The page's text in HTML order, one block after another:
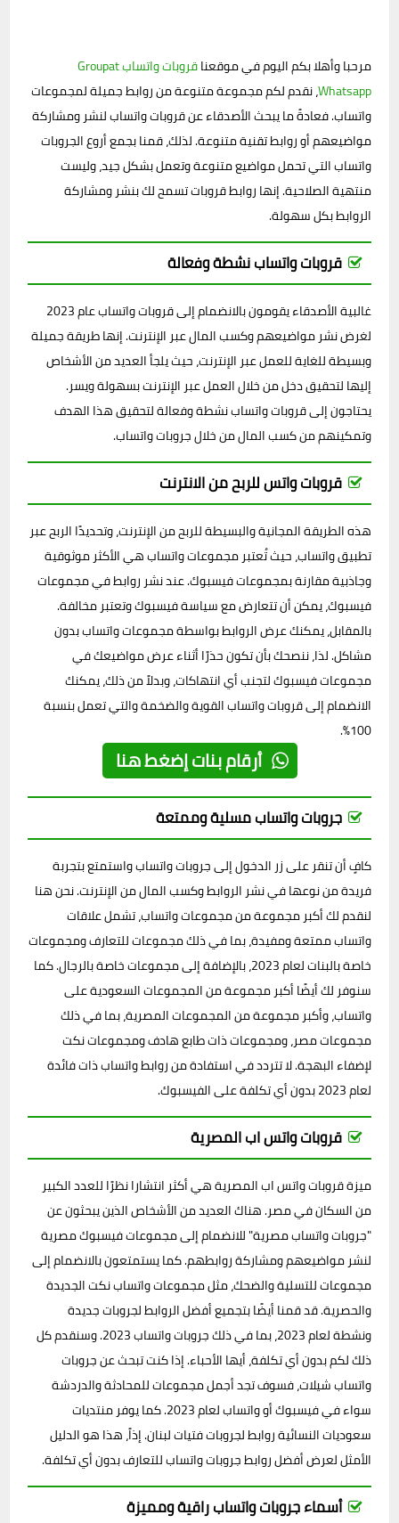
مرحبا وأهلا بكم اليوم في موقعنا
قروبات واتساب Groupat
Whatsapp، نقدم لكم مجموعة متنوعة من روابط جميلة لمجموعات
واتساب. فعادةً ما يبحث الأصدقاء عن قروبات واتساب لنشر ومشاركة
مواضيعهم أو روابط تقنية متنوعة. لذلك، قمنا بجمع أروع الجروبات
واتساب التي تحمل مواضيع متنوعة وتعمل بشكل جيد، وليست
منتهية الصلاحية. إنها روابط قروبات تسمح لك بنشر ومشاركة
الروابط بكل سهولة.
قروبات واتساب نشطة وفعالة
غالبية الأصدقاء يقومون بالانضمام إلى قروبات واتساب عام 2023
لغرض نشر مواضيعهم وكسب المال عبر الإنترنت. إنها طريقة جميلة
وبسيطة للغاية للعمل عبر الإنترنت، حيث يلجأ العديد من الأشخاص
إليها لتحقيق دخل من خلال العمل عبر الإنترنت بسهولة ويسر.
يحتاجون إلى قروبات واتساب نشطة وفعالة لتحقيق هذا الهدف
وتمكينهم من كسب المال من خلال جروبات واتساب.
قروبات واتس للربح من الانترنت
هذه الطريقة المجانية والبسيطة للربح من الإنترنت، وتحديدًا الربح عبر
تطبيق واتساب، حيث تُعتبر مجموعات واتساب هي الأكثر موثوقية
وجاذبية مقارنة بمجموعات فيسبوك. عند نشر روابط في مجموعات
فيسبوك، يمكن أن تتعارض مع سياسة فيسبوك وتعتبر مخالفة.
بالمقابل، يمكنك عرض الروابط بواسطة مجموعات واتساب بدون
مشاكل. لذا، ننصحك بأن تكون حذرًا أثناء عرض مواضيعك في
مجموعات فيسبوك لتجنب أي انتهاكات، وبدلاً من ذلك، يمكنك
الانضمام إلى قروبات واتساب القوية والضخمة والتي تعمل بنسبة
100%.
أرقام بنات إضغط هنا
جروبات واتساب مسلية وممتعة
كافٍ أن تنقر على زر الدخول إلى جروبات واتساب واستمتع بتجربة
فريدة من نوعها في نشر الروابط وكسب المال من الإنترنت. نحن هنا
لنقدم لك أكبر مجموعة من مجموعات واتساب، تشمل علاقات
واتساب ممتعة ومفيدة، بما في ذلك مجموعات للتعارف ومجموعات
خاصة بالبنات لعام 2023، بالإضافة إلى مجموعات خاصة بالرجال. كما
سنوفر لك أيضًا أكبر مجموعة من المجموعات السعودية على
واتساب، وأكبر مجموعة من المجموعات المصرية، بما في ذلك
مجموعات مصر، ومجموعات ذات طابع هادف ومجموعات نكت
لإضفاء البهجة. لا تتردد في استفادة من روابط واتساب ذات فائدة
لعام 2023 بدون أي تكلفة على الفيسبوك.
قروبات واتس اب المصرية
ميزة قروبات واتس اب المصرية هي أكثر انتشارا نظرًا للعدد الكبير
من السكان في مصر. هناك العديد من الأشخاص الذين يبحثون عن
"جروبات واتساب مصرية" للانضمام إلى مجموعات فيسبوك مصرية
لنشر مواضيعهم ومشاركة روابطهم. كما يستمتعون بالانضمام إلى
مجموعات للتسلية والضحك، مثل مجموعات واتساب نكت الجديدة
والحصرية. قد قمنا أيضًا بتجميع أفضل الروابط لجروبات جديدة
ونشطة لعام 2023، بما في ذلك جروبات واتساب 2023. وسنقدم كل
ذلك لكم بدون أي تكلفة، أيها الأحباء. إذا كنت تبحث عن جروبات
واتساب شيلات، فسوف تجد أجمل مجموعات للمحادثة والدردشة
سواء في فيسبوك أو واتساب لعام 2023. كما يوفر منتديات
سعوديات النسائية روابط لجروبات فتيات لبنان. إذاً، هذا هو الدليل
الأمثل لعرض أفضل روابط جروبات واتساب للتعارف بدون أي تكلفة.
أسماء جروبات واتساب راقية ومميزة